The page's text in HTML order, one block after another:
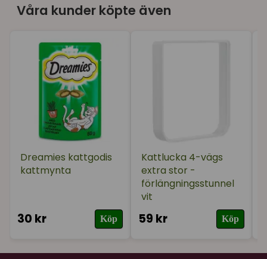
Våra kunder köpte även
Dreamies kattgodis
kattmynta
30 kr Köp
Kattlucka 4-vägs
extra stor -
förlängningsstunnel
vit
59 kr Köp